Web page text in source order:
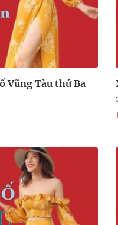
Vũng Tàu thứ Ba